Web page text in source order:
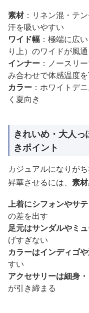
素材：リネン混・テ
汗を吸いやすい
ワイド幅 ：極端に広
り上）のワイドが風
インナー ：ノースリ
み合わせで体感温度
カラー ：ホワイトデ
く夏向き
きれいめ・大人
きポイント
カジュアルになりが
昇華させるには、 素
上着にシフォンやサ
の差を出す
足元はサンダルやミ
げすぎない
カラーはインディゴ
すい
アクセサリーは細身
が引き締まる